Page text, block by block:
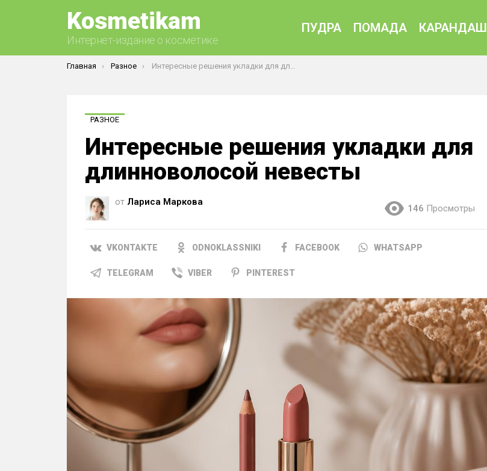
Kosmetikam
Интернет-издание о косметике
ПУДРА ПОМАДА КАРАНДАШ
Вы здесь:
Главная Разное Интересные решения укладки для длинноволосой невесты
РАЗНОЕ
Интересные решения укладки для
длинноволосой невесты
от Лариса Маркова
146 Просмотры
VKONTAKTE ODNOKLASSNIKI FACEBOOK WHATSAPP
TELEGRAM VIBER PINTEREST